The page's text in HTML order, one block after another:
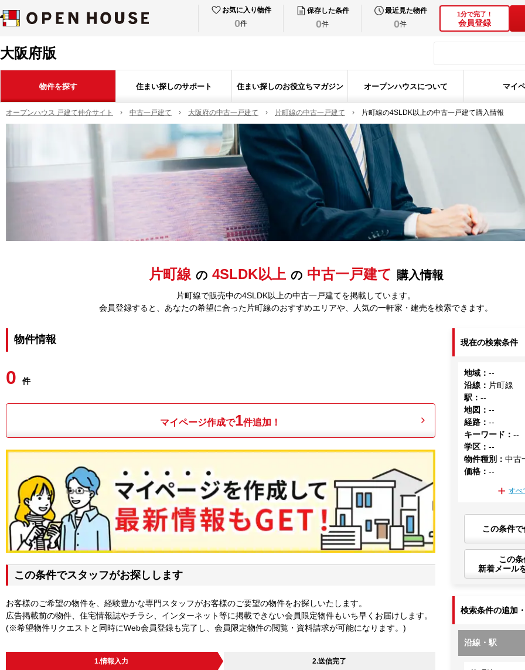
お気に入り物件
0件
保存した条件
0件
最近見た物件
0件
1分で完了！
会員登録
大阪府版
物件を探す 住まい探しのサポート 住まい探しのお役立ちマガジン オープンハウスについて マイ
オープンハウス 戸建て仲介サイト 中古一戸建て 大阪府の中古一戸建て 片町線の中古一戸建て 片町線の4SLDK以上の中古一戸建て購入情報
片町線 の 4SLDK以上 の 中古一戸建て 購入情報
片町線で販売中の4SLDK以上の中古一戸建てを掲載しています。
会員登録すると、あなたの希望に合った片町線のおすすめエリアや、人気の一軒家・建売を検索できます。
物件情報
0 件
マイページ作成で1件追加！
この条件でスタッフがお探しします
お客様のご希望の物件を、経験豊かな専門スタッフがお客様のご要望の物件をお探しいたします。
広告掲載前の物件、住宅情報誌やチラシ、インターネット等に掲載できない会員限定物件もいち早くお届けします。
(※希望物件リクエストと同時にWeb会員登録も完了し、会員限定物件の閲覧・資料請求が可能になります。)
1.情報入力 2.送信完了
現在の検索条件
地域 ：--
沿線 ： 片町線
駅 ：--
地図 ：--
経路 ：--
キーワード ：--
学区 ：--
物件種別 ：中古
価格 ：--
すべ
この条件
この
新着メール
検索条件の追加
沿線・駅